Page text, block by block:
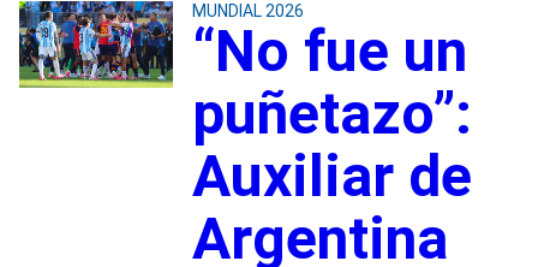
MUNDIAL 2026
“No fue un
puñetazo”:
Auxiliar de
Argentina